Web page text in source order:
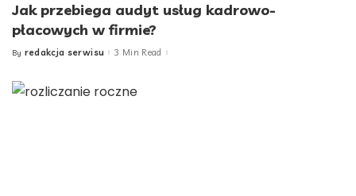
Jak przebiega audyt usług kadrowo-
płacowych w firmie?
Posted
By redakcja serwisu 3 Min Read